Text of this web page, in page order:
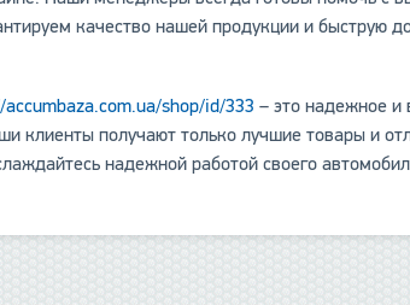
качество нашей продукции и быструю
shop/id/333 – это надежное и
клиенты получают только лучшие товары и
надежной работой своего